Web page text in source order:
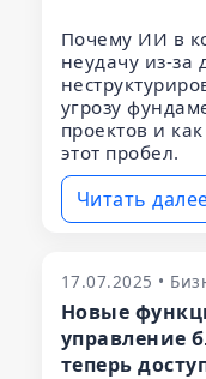
Почему ИИ в
неудачу из-за
угрозу
проектов и
этот пробел.
Читать
17.07.2025 •
Новые
управление
теперь